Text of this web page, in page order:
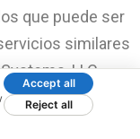
que puede ser
similares
LLC
basada en
nacional o
Accept all
Reject all